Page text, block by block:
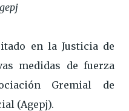
en la Justicia de
medidas de fuerza
Gremial de
(Agepj).